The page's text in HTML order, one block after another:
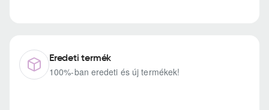
Eredeti termék
100%-ban eredeti és új termékek!